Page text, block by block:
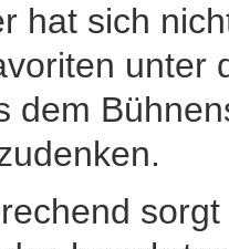
hat sich
unter
dem